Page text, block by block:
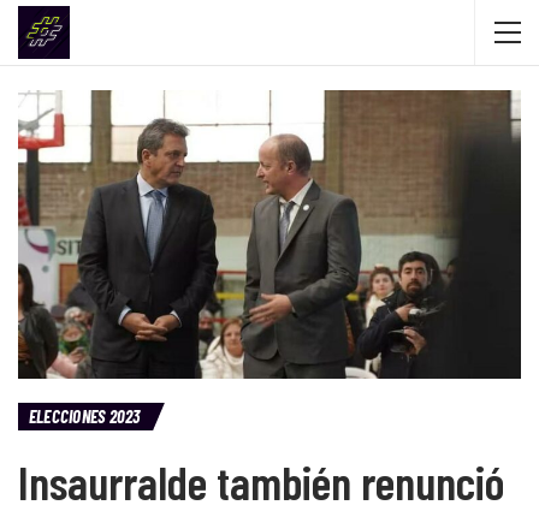
ELECCIONES 2023
Insaurralde también renunció